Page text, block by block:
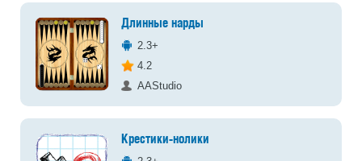
Длинные нарды
2.3+
4.2
AAStudio
Крестики-нолики